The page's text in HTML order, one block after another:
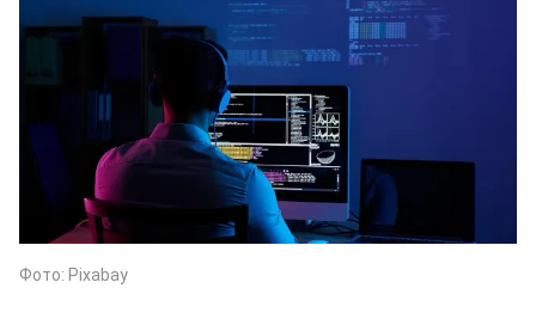
Фото: Pixabay